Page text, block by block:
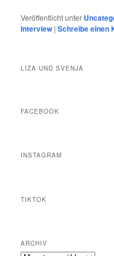
Veröffentlicht unter
Interview |Schreibe einen
LIZA UND SVENJA
FACEBOOK
INSTAGRAM
TIKTOK
ARCHIV